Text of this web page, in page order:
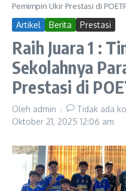
Pemimpin Ukir Prestasi di
Artikel Berita Prestasi
Raih Juara 1 :
Sekolahnya
Prestasi di
Oleh admin
Tidak ada
Oktober 21, 2025 12:06 am